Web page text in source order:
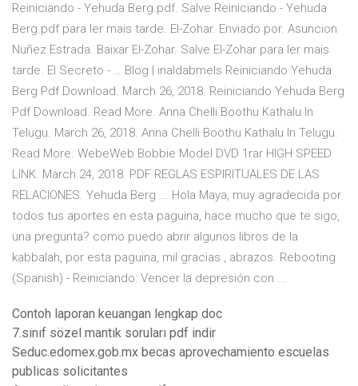
Reiniciando - Yehuda Berg.pdf. Salve Reiniciando - Yehuda
Berg.pdf para ler mais tarde. El-Zohar. Enviado por. Asuncion
Nuñez Estrada. Baixar El-Zohar. Salve El-Zohar para ler mais
tarde. El Secreto - … Blog | inaldabmels Reiniciando Yehuda
Berg Pdf Download. March 26, 2018. Reiniciando Yehuda Berg
Pdf Download. Read More. Anna Chelli Boothu Kathalu In
Telugu. March 26, 2018. Anna Chelli Boothu Kathalu In Telugu.
Read More. WebeWeb Bobbie Model DVD 1rar HIGH SPEED
LINK. March 24, 2018. PDF REGLAS ESPIRITUALES DE LAS
RELACIONES. Yehuda Berg ... Hola Maya, muy agradecida por
todos tus aportes en esta paguina, hace mucho que te sigo,
una pregunta? como puedo abrir algunos libros de la
kabbalah, por esta paguina, mil gracias , abrazos. Rebooting
(Spanish) - Reiniciando: Vencer la depresión con ...
Contoh laporan keuangan lengkap doc
7.sınıf sözel mantık soruları pdf indir
Seduc.edomex.gob.mx becas aprovechamiento escuelas
publicas solicitantes